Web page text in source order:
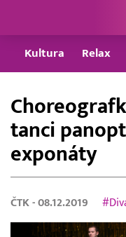
Kultura Relax
tanci
exponáty
ČTK - 08.12.2019